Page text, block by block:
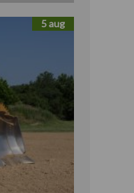
5 aug